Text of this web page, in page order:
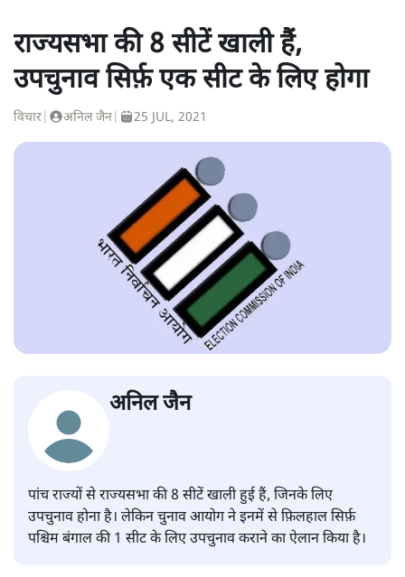
राज्यसभा की 8 सीटें खाली हैं,
उपचुनाव सिर्फ़ एक सीट के लिए होगा
विचार अनिल जैन 25 JUL, 2021
अनिल जैन
पांच राज्यों से राज्यसभा की 8 सीटें खाली हुई हैं, जिनके लिए
उपचुनाव होना है। लेकिन चुनाव आयोग ने इनमें से फ़िलहाल सिर्फ़
पश्चिम बंगाल की 1 सीट के लिए उपचुनाव कराने का ऐलान किया है।